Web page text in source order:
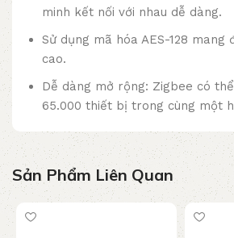
minh kết nối với nhau dễ dàng.
Sử dụng mã hóa AES-128 mang
cao.
Dễ dàng mở rộng: Zigbee có
65.000 thiết bị trong cùng một
Sản Phẩm Liên Quan